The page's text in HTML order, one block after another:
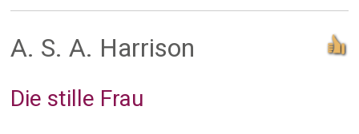
A. S. A. Harrison
Die stille Frau